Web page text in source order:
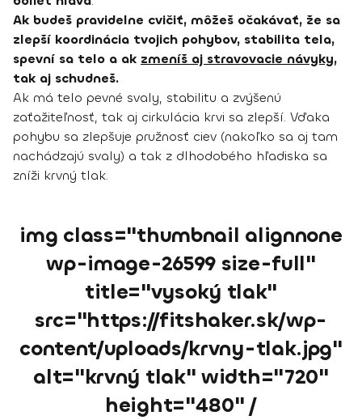
Ak budeš pravidelne cvičiť, môžeš očakávať, že sa
zlepší koordinácia tvojich pohybov, stabilita tela,
spevní sa telo a ak zmeníš aj stravovacie návyky,
tak aj schudneš.
Ak má telo pevné svaly, stabilitu a zvýšenú
zaťažiteľnosť, tak aj cirkulácia krvi sa zlepší. Vďaka
pohybu sa zlepšuje pružnosť ciev (nakoľko sa aj tam
nachádzajú svaly) a tak z dlhodobého hľadiska sa
zníži krvný tlak.
img class="thumbnail alignnone
wp-image-26599 size-full"
title="vysoký tlak"
src="https://fitshaker.sk/wp-
content/uploads/krvny-tlak.jpg"
alt="krvný tlak" width="720"
height="480" /